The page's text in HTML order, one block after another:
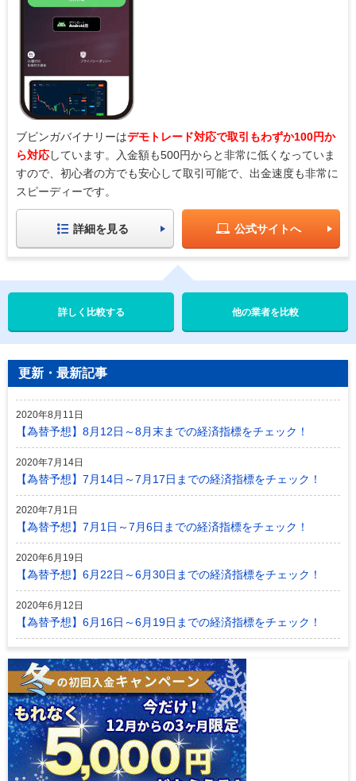
ブビンガバイナリーはデモトレード対応で取引もわずか100円か
ら対応しています。入金額も500円からと非常に低くなっていま
すので、初心者の方でも安心して取引可能で、出金速度も非常に
スピーディーです。
詳細を見る 公式サイトへ
他の業者を比較
更新・最新記事
2020年8月11日
【為替予想】8月12日～8月末までの経済指標をチェック！
2020年7月14日
【為替予想】7月14日～7月17日までの経済指標をチェック！
2020年7月1日
【為替予想】7月1日～7月6日までの経済指標をチェック！
2020年6月19日
【為替予想】6月22日～6月30日までの経済指標をチェック！
2020年6月12日
【為替予想】6月16日～6月19日までの経済指標をチェック！